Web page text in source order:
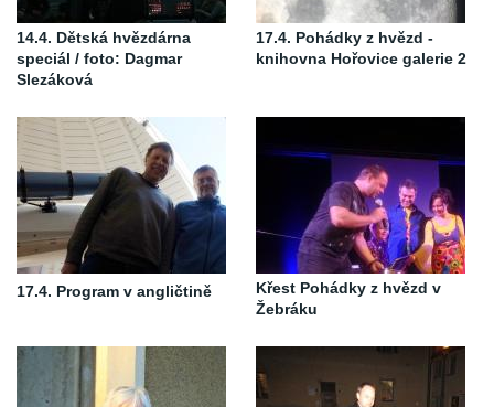
14.4. Dětská hvězdárna
speciál / foto: Dagmar
Slezáková
17.4. Pohádky z hvězd -
knihovna Hořovice galerie 2
17.4. Program v angličtině
Křest Pohádky z hvězd v
Žebráku